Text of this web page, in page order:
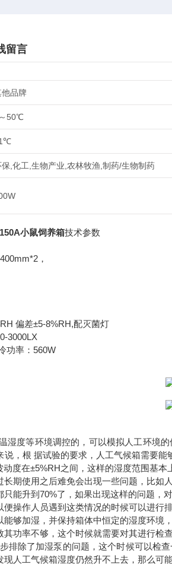
留言
他品牌
50℃
保,化工,生物产业,农林牧渔,制药/生物制药
小鼠饲养箱技术参数
，
偏差±5-8%RH,配灭菌灯
3000LX
功率：560W
湿度等环境调控的，可以模拟人工环境
说，根 据试验的要求，人工气候箱需要
度在±5%RH之间，这样的湿度范围基本
长期使用之后难免会出现一些问题，比
只能升到70%了，如果出现这样的问题
操作人员遇到这类情况的时候可以进行排
能够加湿，并保持箱体中恒定的湿度环
其功率不够，这个时候就需要对其进行
排除了加湿泵的问题，这个时候可以检
现人工气候箱湿度仍然升不上去，那么